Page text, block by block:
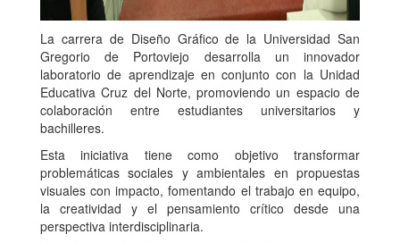
La carrera de Diseño Gráfico de la Universidad San
Gregorio de Portoviejo desarrolla un innovador
laboratorio de aprendizaje en conjunto con la Unidad
Educativa Cruz del Norte, promoviendo un espacio de
colaboración entre estudiantes universitarios y
bachilleres.
Esta iniciativa tiene como objetivo transformar
problemáticas sociales y ambientales en propuestas
visuales con impacto, fomentando el trabajo en equipo,
la creatividad y el pensamiento crítico desde una
perspectiva interdisciplinaria.